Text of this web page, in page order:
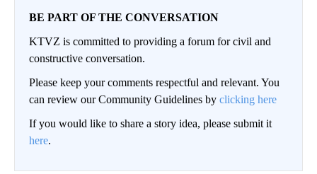
BE PART OF THE CONVERSATION
KTVZ is committed to providing a forum for civil and
constructive conversation.
Please keep your comments respectful and relevant. You
can review our Community Guidelines by clicking here
If you would like to share a story idea, please submit it
here.